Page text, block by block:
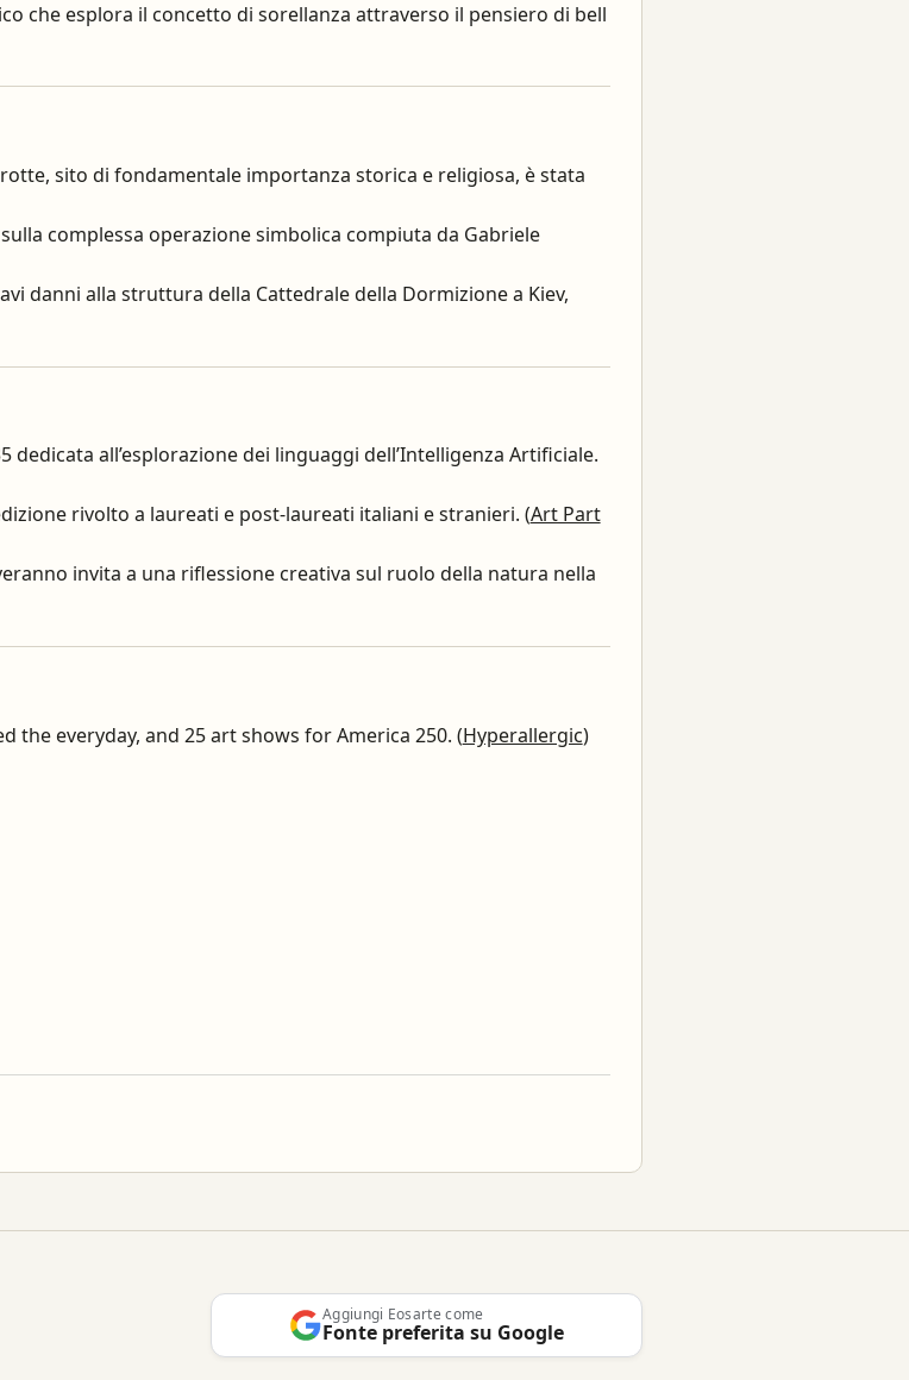
che esplora il concetto di sorellanza attraverso il pensiero di bell
sito di fondamentale importanza storica e religiosa, è stata
complessa operazione simbolica compiuta da Gabriele
danni alla struttura della Cattedrale della Dormizione a Kiev,
all’esplorazione dei linguaggi dell’Intelligenza Artificiale.
rivolto a laureati e post-laureati italiani e stranieri. (Art Part
invita a una riflessione creativa sul ruolo della natura nella
everyday, and 25 art shows for America 250. (Hyperallergic)
Aggiungi Eosarte come
Fonte preferita su Google